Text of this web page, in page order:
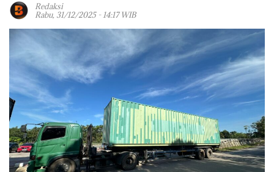
Redaksi
Rabu, 31/12/2025 - 14:17 WIB